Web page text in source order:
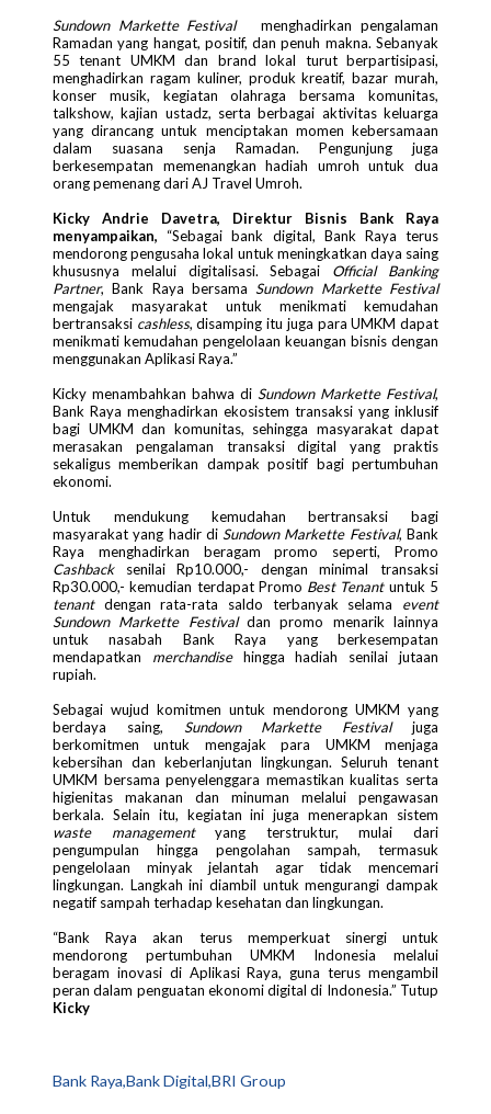
Sundown Markette Festival
menghadirkan pengalaman
Ramadan yang hangat, positif, dan penuh makna. Sebanyak
55 tenant UMKM dan brand lokal turut berpartisipasi,
menghadirkan ragam kuliner, produk kreatif, bazar murah,
konser musik, kegiatan olahraga bersama komunitas,
talkshow, kajian ustadz, serta berbagai aktivitas keluarga
yang dirancang untuk menciptakan momen kebersamaan
dalam suasana senja Ramadan. Pengunjung juga
berkesempatan memenangkan hadiah umroh untuk dua
orang pemenang dari AJ Travel Umroh.
Kicky Andrie Davetra, Direktur Bisnis Bank Raya
menyampaikan, “Sebagai bank digital, Bank Raya terus
mendorong pengusaha lokal untuk meningkatkan daya saing
khususnya melalui digitalisasi. Sebagai Official Banking
Partner, Bank Raya bersamaSundown Markette Festival
mengajak masyarakat untuk menikmati kemudahan
bertransaksi cashless, disamping itu juga para UMKM dapat
menikmati kemudahan pengelolaan keuangan bisnis dengan
menggunakan Aplikasi Raya.”
Kicky menambahkan bahwa di Sundown Markette Festival,
Bank Raya menghadirkan ekosistem transaksi yang inklusif
bagi UMKM dan komunitas, sehingga masyarakat dapat
merasakan pengalaman transaksi digital yang praktis
sekaligus memberikan dampak positif bagi pertumbuhan
ekonomi.
Untuk mendukung kemudahan bertransaksi bagi
masyarakat yang hadir diSundown Markette Festival, Bank
Raya menghadirkan beragam promo seperti, Promo
Cashbacksenilai Rp10.000,- dengan minimal transaksi
Rp30.000,- kemudian terdapat Promo Best Tenantuntuk 5
tenant dengan rata-rata saldo terbanyak selama event
Sundown Markette Festivaldan promo menarik lainnya
untuk nasabah Bank Raya yang berkesempatan
mendapatkan merchandisehingga hadiah senilai jutaan
rupiah.
Sebagai wujud komitmen untuk mendorong UMKM yang
berdaya saing, Sundown Markette Festivaljuga
berkomitmen untuk mengajak para UMKM menjaga
kebersihan dan keberlanjutan lingkungan. Seluruh tenant
UMKM bersama penyelenggara memastikan kualitas serta
higienitas makanan dan minuman melalui pengawasan
berkala. Selain itu, kegiatan ini juga menerapkan sistem
waste managementyang terstruktur, mulai dari
pengumpulan hingga pengolahan sampah, termasuk
pengelolaan minyak jelantah agar tidak mencemari
lingkungan. Langkah ini diambil untuk mengurangi dampak
negatif sampah terhadap kesehatan dan lingkungan.
“Bank Raya akan terus memperkuat sinergi untuk
mendorong pertumbuhan UMKM Indonesia melalui
beragam inovasi di Aplikasi Raya, guna terus mengambil
peran dalam penguatan ekonomi digital di Indonesia.” Tutup
Kicky
Bank Raya,Bank Digital,BRI Group